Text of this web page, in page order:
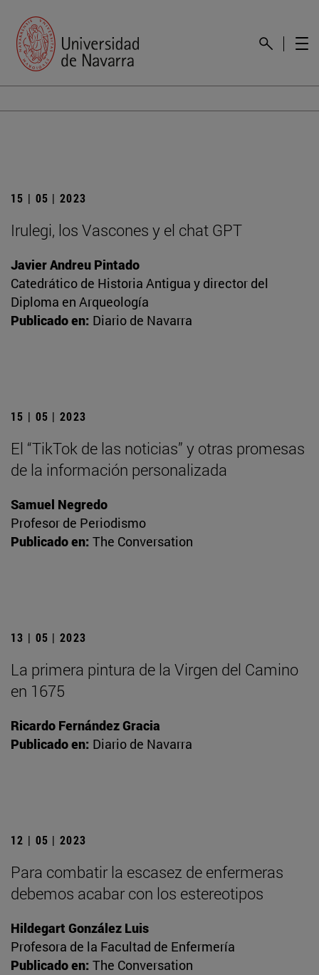
15 | 05 | 2023
Irulegi, los Vascones y el chat GPT
Javier Andreu Pintado
Catedrático de Historia Antigua y director del
Diploma en Arqueología
Publicado en: Diario de Navarra
15 | 05 | 2023
El “TikTok de las noticias” y otras promesas
de la información personalizada
Samuel Negredo
Profesor de Periodismo
Publicado en: The Conversation
13 | 05 | 2023
La primera pintura de la Virgen del Camino
en 1675
Ricardo Fernández Gracia
Publicado en: Diario de Navarra
12 | 05 | 2023
Para combatir la escasez de enfermeras
debemos acabar con los estereotipos
Hildegart González Luis
Profesora de la Facultad de Enfermería
Publicado en: The Conversation